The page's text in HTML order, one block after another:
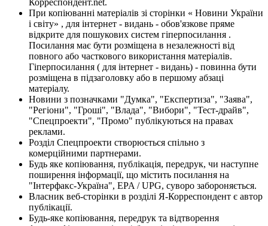
При копіюванні матеріалів зі сторінки « Новини України
і світу» , для інтернет - видань - обов'язкове пряме
відкрите для пошукових систем гіперпосилання .
Посилання має бути розміщена в незалежності від
повного або часткового використання матеріалів.
Гіперпосилання ( для інтернет - видань) - повинна бути
розміщена в підзаголовку або в першому абзаці
матеріалу.
Новини з позначками "Думка", "Експертиза", "Заява",
"Регіони", "Гроші", "Влада", "Вибори", "Тест-драйв",
"Спецпроекти", "Промо" публікуються на правах
реклами.
Розділ Спецпроекти створюється спільно з
комерційними партнерами.
Будь яке копіювання, публікація, передрук, чи наступне
поширення інформації, що містить посилання на
"Інтерфакс-Україна", EPA / UPG, суворо забороняється.
Власник веб-сторінки в розділі Я-Корреспондент є автор
публікації.
Будь-яке копіювання, передрук та відтворення